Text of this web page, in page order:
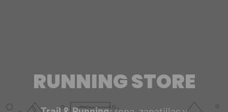
RUNNING STORE